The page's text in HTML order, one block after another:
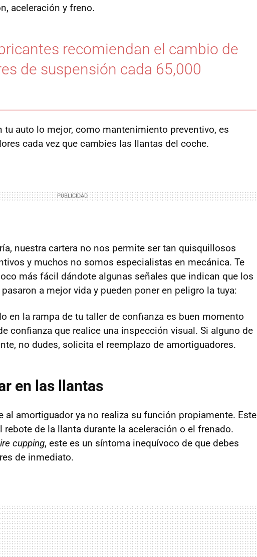
aceleración y freno.
recomiendan el cambio de
de suspensión cada 65,000
tu auto lo mejor, como mantenimiento preventivo, es
cada vez que cambies las llantas del coche.
nuestra cartera no nos permite ser tan quisquillosos
y muchos no somos especialistas en mecánica. Te
más fácil dándote algunas señales que indican que los
a mejor vida y pueden poner en peligro la tuya:
en la rampa de tu taller de confianza es buen momento
confianza que realice una inspección visual. Si alguno de
no dudes, solicita el reemplazo de amortiguadores.
en las llantas
al amortiguador ya no realiza su función propiamente. Este
rebote de la llanta durante la aceleración o el frenado.
cupping, este es un síntoma inequívoco de que debes
de inmediato.